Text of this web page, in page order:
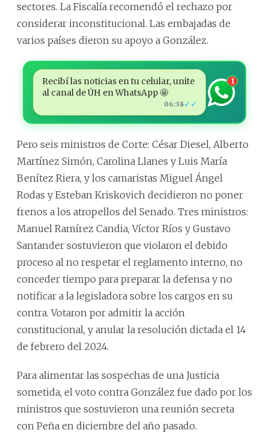
sectores. La Fiscalía recomendó el rechazo por
considerar inconstitucional. Las embajadas de
varios países dieron su apoyo a González.
Recibí las noticias en tu celular, unite
al canal de ÚH en WhatsApp 🤩
06:38✓✓
1
Pero seis ministros de Corte: César Diesel, Alberto
Martínez Simón, Carolina Llanes y Luis María
Benítez Riera, y los camaristas Miguel Ángel
Rodas y Esteban Kriskovich decidieron no poner
frenos a los atropellos del Senado. Tres ministros:
Manuel Ramírez Candia, Víctor Ríos y Gustavo
Santander sostuvieron que violaron el debido
proceso al no respetar el reglamento interno, no
conceder tiempo para preparar la defensa y no
notificar a la legisladora sobre los cargos en su
contra. Votaron por admitir la acción
constitucional, y anular la resolución dictada el 14
de febrero del 2024.
Para alimentar las sospechas de una Justicia
sometida, el voto contra González fue dado por los
ministros que sostuvieron una reunión secreta
con Peña en diciembre del año pasado.